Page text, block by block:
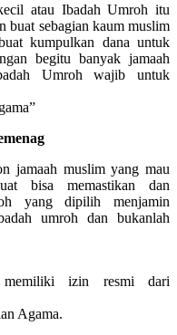
atau Ibadah Umroh itu
buat sebagian kaum muslim
kumpulkan dana untuk
begitu banyak jamaah
Umroh wajib untuk
jamaah muslim yang mau
bisa memastikan dan
yang dipilih menjamin
umroh dan bukanlah
memiliki izin resmi dari
Agama.